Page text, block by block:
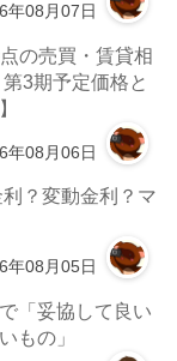
年08月07日
の売買・賃貸相
3期予定価格と
年08月06日
？変動金利？マ
年08月05日
「妥協して良い
もの」